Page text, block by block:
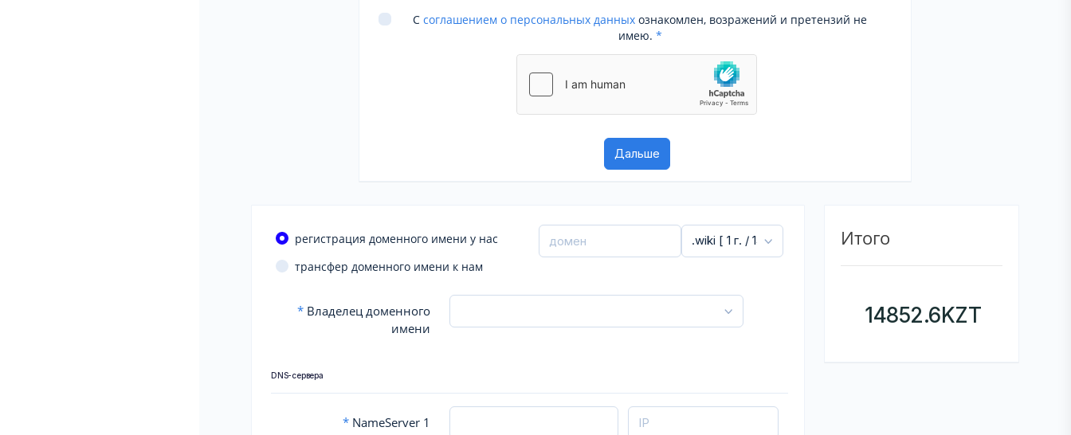
С соглашением о персональных данных ознакомлен, возражений и претензий не
имею. *
регистрация доменного имени у нас
трансфер доменного имени к нам
* Владелец доменного
имени
DNS-сервера
* NameServer 1
Итого
14852.6KZT